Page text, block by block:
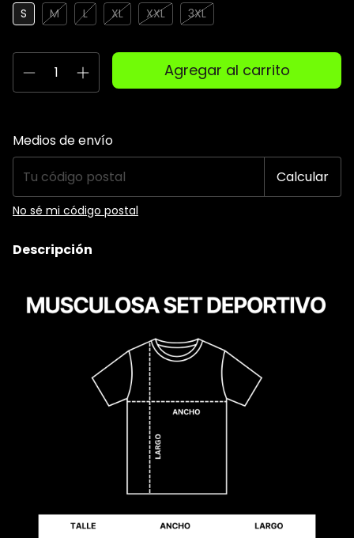
S M L XL XXL 3XL
Entregas para el CP:
Medios de envío
Calcular
No sé mi código postal
Descripción